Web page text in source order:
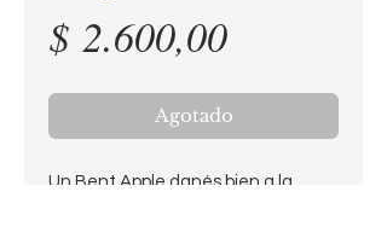
$ 2.600,00Precio
Agotado
Un Bent Apple danés bien a la